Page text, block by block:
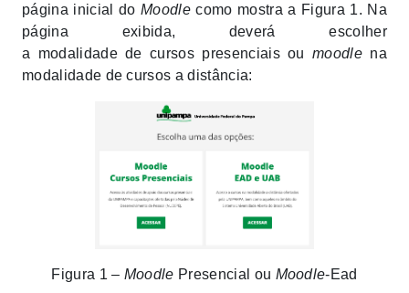
página inicial do Moodlecomo mostra a Figura 1. Na
página exibida, deverá escolher
a modalidade de cursos presenciais oumoodle na
modalidade de cursos a distância:
Figura 1 – Moodle Presencial ou Moodle-Ead